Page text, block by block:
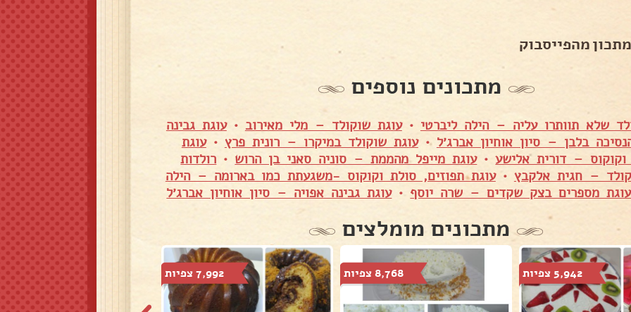
מהפייסבוק
מתכונים נוספים
שלא תוותרו עליה – הילה ליברטי •עוגת שוקולד – מלי מאירוב •עוגת גבינה
בלבן – סיון אוחיון אברג׳ל •עוגת שוקולד במיקרו – רונית פרץ •עוגת
וקוקוס – דורית אלישע•עוגת מייפל מהממת – סוניה סאני בן הרוש • רולדות
– חגית אלקבץ •עוגת תפוזים, סולת וקוקוס -משגעתת כמו בארומה – הילה
עוגת מספרים בצק שקדים – שרה יוסף •עוגת גבינה אפויה – סיון אוחיון אברג׳ל
מתכונים מומלצים
5,942 צפיות 8,768 צפיות 7,992 צפיות